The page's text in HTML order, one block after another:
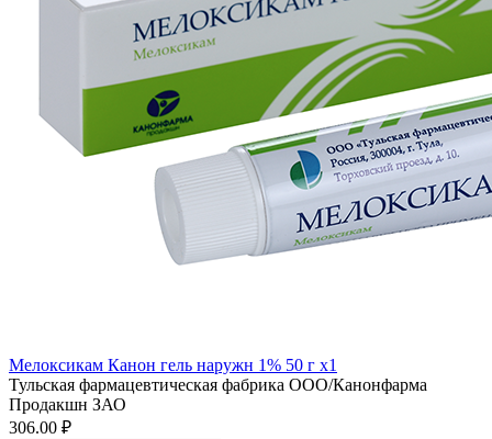
Мелоксикам Канон гель наружн 1% 50 г x1
Тульская фармацевтическая фабрика ООО/Канонфарма
Продакшн ЗАО
306.00 ₽